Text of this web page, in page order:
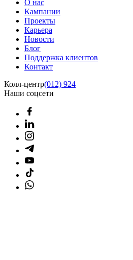
О нас
Кампании
Проекты
Карьера
Новости
Блог
Поддержка клиентов
Контакт
Колл-центр(012) 924
Наши соцсети